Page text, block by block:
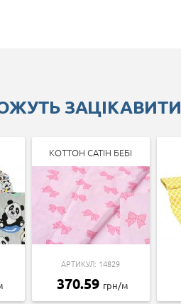
ЗАЦІКАВИТИ
КОТТОН САТІН БЕБІ
АРТИКУЛ: 14829
370.59 грн/м